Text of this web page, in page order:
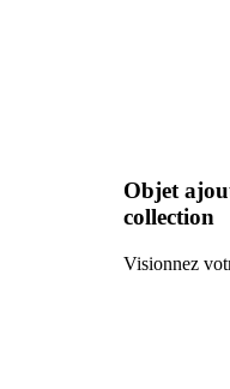
Objet
collection
Visionnez